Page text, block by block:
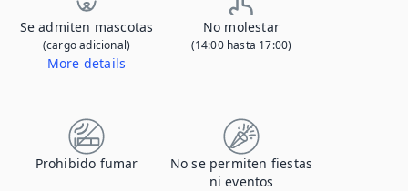
Se admiten mascotas
(cargo adicional)
More details
No molestar
(14:00 hasta 17:00)
Prohibido fumar
No se permiten fiestas
ni eventos